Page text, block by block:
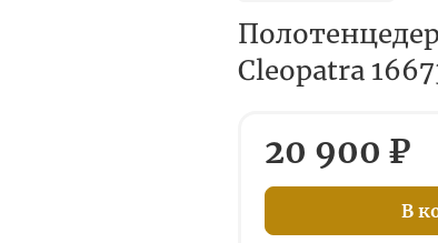
Cleopatra
20 900 ₽
В